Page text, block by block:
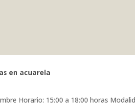
en acuarela
Horario: 15:00 a 18:00 horas